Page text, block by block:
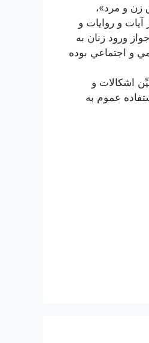
زن و مرد»،
و روایات و
ورود زنان‌ به‌
و اجتماعي‌ بوده‌
اشكالات‌ و
عموم‌ به‌